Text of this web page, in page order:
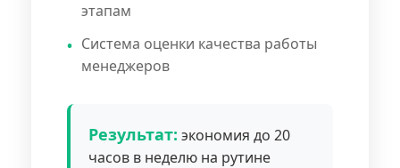
этапам
Система оценки качества работы
менеджеров
Результат: экономия до 20
часов в неделю на рутине